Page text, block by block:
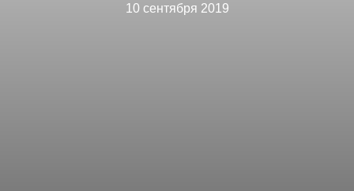
10 сентября 2019